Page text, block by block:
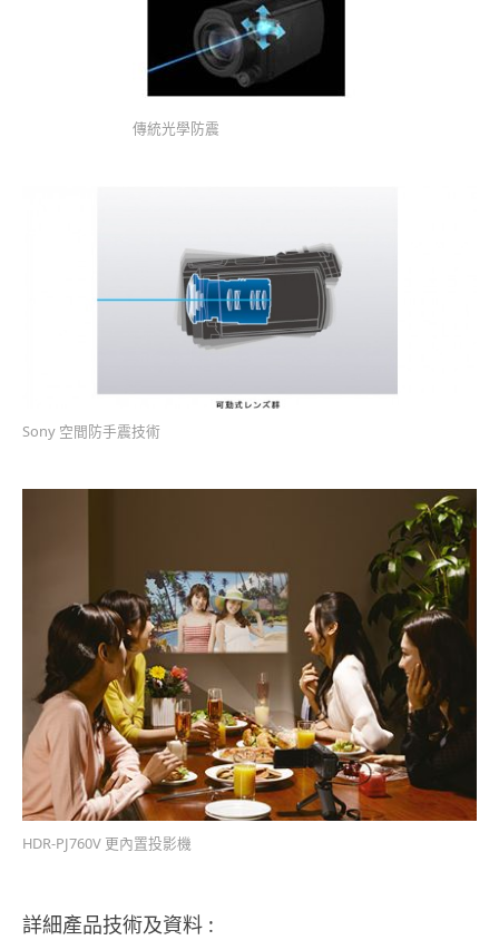
傳統光學防震
Sony 空間防手震技術
HDR-PJ760V 更內置投影機
詳細產品技術及資料 :